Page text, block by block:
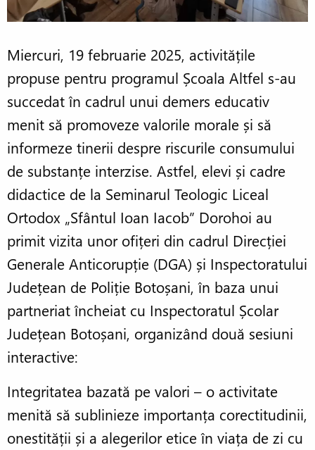
Miercuri, 19 februarie 2025, activitățile
propuse pentru programul Școala Altfel s-au
succedat în cadrul unui demers educativ
menit să promoveze valorile morale și să
informeze tinerii despre riscurile consumului
de substanțe interzise. Astfel, elevi și cadre
didactice de la Seminarul Teologic Liceal
Ortodox „Sfântul Ioan Iacob” Dorohoi au
primit vizita unor ofițeri din cadrul Direcției
Generale Anticorupție (DGA) și Inspectoratului
Județean de Poliție Botoșani, în baza unui
partneriat încheiat cu Inspectoratul Școlar
Județean Botoșani, organizând două sesiuni
interactive:
Integritatea bazată pe valori – o activitate
menită să sublinieze importanța corectitudinii,
onestității și a alegerilor etice în viața de zi cu